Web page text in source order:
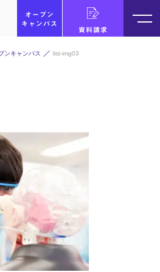
オープン
キャンパス
資料請求
ンキャンパス list-img03